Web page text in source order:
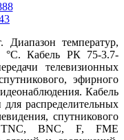
температур,
°С. Кабель РК 75-3.7-
телевизионных
эфирного
Кабель
распределительных
спутникового
TNC, BNC, F, FME